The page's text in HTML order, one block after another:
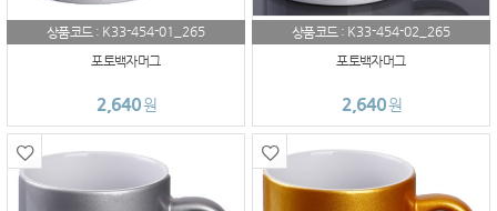
상품코드 : K33-454-01_265
포토백자머그
2,640원
상품코드 : K33-454-02_265
포토백자머그
2,640원